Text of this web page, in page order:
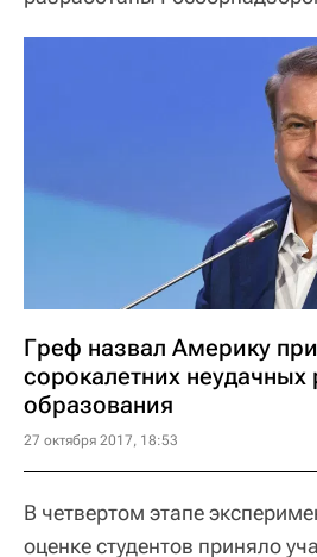
Греф назвал Америку
сорокалетних
образования
27 октября 2017, 18:53
В четвертом этапе
оценке студентов приняло